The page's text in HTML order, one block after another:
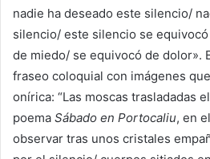
nadie ha deseado este silencio/
silencio/ este silencio se
de miedo/ se equivocó de dolor».
fraseo coloquial con imágenes
onírica: “Las moscas trasladadas
poema Sábado en Portocaliu, en
observar tras unos cristales